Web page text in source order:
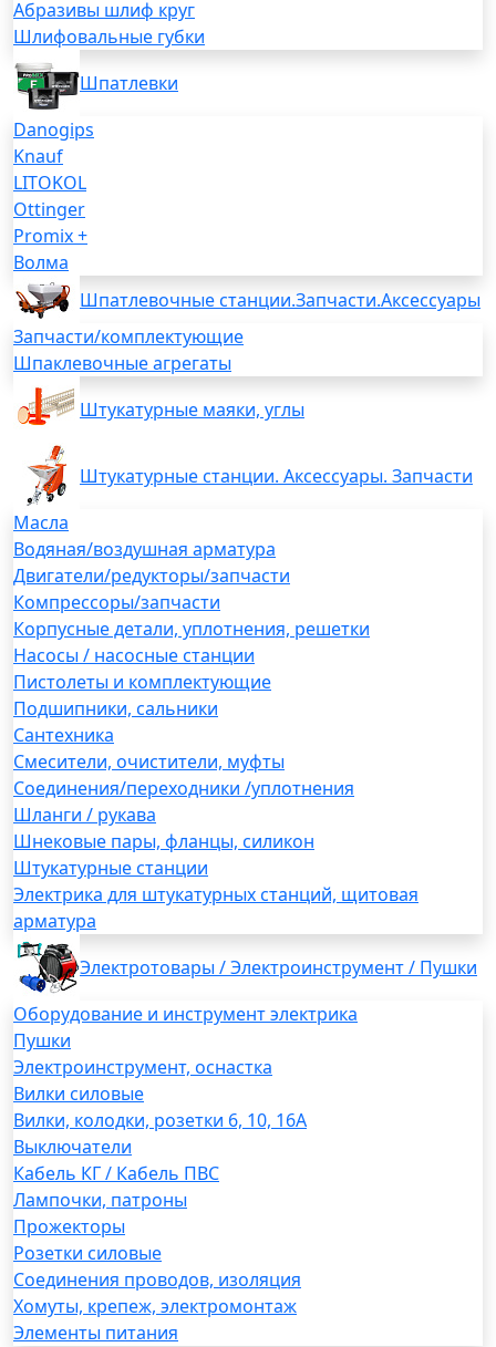
Абразивы шлиф круг
Шлифовальные губки
Шпатлевки
Danogips
Knauf
LITOKOL
Ottinger
Promix +
Волма
Шпатлевочные станции.Запчасти.Аксессуары
Запчасти/комплектующие
Шпаклевочные агрегаты
Штукатурные маяки, углы
Штукатурные станции. Аксессуары. Запчасти
Масла
Водяная/воздушная арматура
Двигатели/редукторы/запчасти
Компрессоры/запчасти
Корпусные детали, уплотнения, решетки
Насосы / насосные станции
Пистолеты и комплектующие
Подшипники, сальники
Сантехника
Смесители, очистители, муфты
Соединения/переходники /уплотнения
Шланги / рукава
Шнековые пары, фланцы, силикон
Штукатурные станции
Электрика для штукатурных станций, щитовая
арматура
Электротовары / Электроинструмент / Пушки
Оборудование и инструмент электрика
Пушки
Электроинструмент, оснастка
Вилки силовые
Вилки, колодки, розетки 6, 10, 16А
Выключатели
Кабель КГ / Кабель ПВС
Лампочки, патроны
Прожекторы
Розетки силовые
Соединения проводов, изоляция
Хомуты, крепеж, электромонтаж
Элементы питания